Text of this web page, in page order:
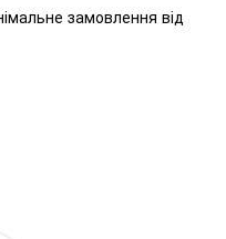
замовлення від